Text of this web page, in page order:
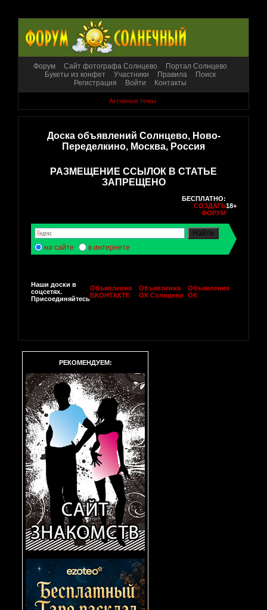
Форум Сайт фотографа Солнцево
Портал Солнцево
Букеты из конфет
Участники Правила
Поиск
Регистрация
Войти Контакты
Активные темы
Доска объявлений Солнцево, Ново-
Переделкино, Москва, Россия
РАЗМЕЩЕНИЕ ССЫЛОК В СТАТЬЕ
ЗАПРЕЩЕНО
БЕСПЛАТНО:
СОЗДАТЬ
ФОРУМ
18+
на сайте в интернете
Наши доски в
соцсетях.
Присоединяйтесь
Объявления
ВКОНТАКТЕ
Объявления
ОК Солнцево
Объявления
ОК
РЕКОМЕНДУЕМ: